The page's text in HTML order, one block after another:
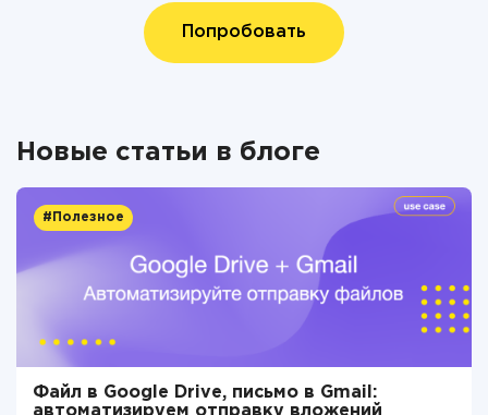
Попробовать
Новые статьи в блоге
#Полезное
Файл в Google Drive, письмо в Gmail:
автоматизируем отправку вложений